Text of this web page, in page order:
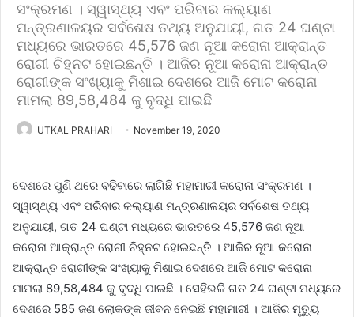
ସଂକ୍ରମଣ । ସ୍ୱାସ୍ଥ୍ୟ ଏବଂ ପରିବାର କଲ୍ୟାଣ
ମନ୍ତ୍ରଣାଳୟର ସର୍ବଶେଷ ତଥ୍ୟ ଅନୁଯାୟୀ, ଗତ 24 ଘଣ୍ଟା
ମଧ୍ୟରେ ଭାରତରେ 45,576 ଜଣ ନୂଆ କରୋନା ଆକ୍ରାନ୍ତ
ରୋଗୀ ଚିହ୍ନଟ ହୋଇଛନ୍ତି । ଆଜିର ନୂଆ କରୋନା ଆକ୍ରାନ୍ତ
ରୋଗୀଙ୍କ ସଂଖ୍ୟାକୁ ମିଶାଇ ଦେଶରେ ଆଜି ମୋଟ କରୋନା
ମାମଲା 89,58,484 କୁ ବୃଦ୍ଧି ପାଇଛି
UTKAL PRAHARI November 19, 2020
ଦେଶରେ ପୁଣି ଥରେ ବଢିବାରେ ଲାଗିଛି ମହାମାରୀ କରୋନା ସଂକ୍ରମଣ ।
ସ୍ୱାସ୍ଥ୍ୟ ଏବଂ ପରିବାର କଲ୍ୟାଣ ମନ୍ତ୍ରଣାଳୟର ସର୍ବଶେଷ ତଥ୍ୟ
ଅନୁଯାୟୀ, ଗତ 24 ଘଣ୍ଟା ମଧ୍ୟରେ ଭାରତରେ 45,576 ଜଣ ନୂଆ
କରୋନା ଆକ୍ରାନ୍ତ ରୋଗୀ ଚିହ୍ନଟ ହୋଇଛନ୍ତି । ଆଜିର ନୂଆ କରୋନା
ଆକ୍ରାନ୍ତ ରୋଗୀଙ୍କ ସଂଖ୍ୟାକୁ ମିଶାଇ ଦେଶରେ ଆଜି ମୋଟ କରୋନା
ମାମଲା 89,58,484 କୁ ବୃଦ୍ଧି ପାଇଛି । ସେହିଭଳି ଗତ 24 ଘଣ୍ଟା ମଧ୍ୟରେ
ଦେଶରେ 585 ଜଣ ଲୋକଙ୍କ ଜୀବନ ନେଇଛି ମହାମାରୀ । ଆଜିର ମୃତ୍ୟୁ